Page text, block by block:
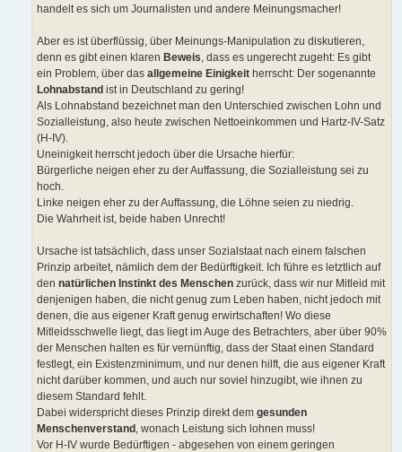
handelt es sich um Journalisten und andere Meinungsmacher!
Aber es ist überflüssig, über Meinungs-Manipulation zu diskutieren,
denn es gibt einen klaren Beweis, dass es ungerecht zugeht: Es gibt
ein Problem, über das allgemeine Einigkeit herrscht: Der sogenannte
Lohnabstand ist in Deutschland zu gering!
Als Lohnabstand bezeichnet man den Unterschied zwischen Lohn und
Sozialleistung, also heute zwischen Nettoeinkommen und Hartz-IV-Satz
(H-IV).
Uneinigkeit herrscht jedoch über die Ursache hierfür:
Bürgerliche neigen eher zu der Auffassung, die Sozialleistung sei zu
hoch.
Linke neigen eher zu der Auffassung, die Löhne seien zu niedrig.
Die Wahrheit ist, beide haben Unrecht!
Ursache ist tatsächlich, dass unser Sozialstaat nach einem falschen
Prinzip arbeitet, nämlich dem der Bedürftigkeit. Ich führe es letztlich auf
den natürlichen Instinkt des Menschen zurück, dass wir nur Mitleid mit
denjenigen haben, die nicht genug zum Leben haben, nicht jedoch mit
denen, die aus eigener Kraft genug erwirtschaften! Wo diese
Mitleidsschwelle liegt, das liegt im Auge des Betrachters, aber über 90%
der Menschen halten es für vernünftig, dass der Staat einen Standard
festlegt, ein Existenzminimum, und nur denen hilft, die aus eigener Kraft
nicht darüber kommen, und auch nur soviel hinzugibt, wie ihnen zu
diesem Standard fehlt.
Dabei widerspricht dieses Prinzip direkt dem gesunden
Menschenverstand , wonach Leistung sich lohnen muss!
Vor H-IV wurde Bedürftigen - abgesehen von einem geringen